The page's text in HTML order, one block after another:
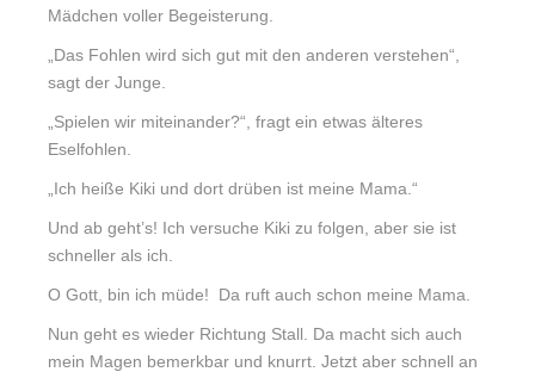
Mädchen voller Begeisterung.
„Das Fohlen wird sich gut mit den anderen verstehen“,
sagt der Junge.
„Spielen wir miteinander?“, fragt ein etwas älteres
Eselfohlen.
„Ich heiße Kiki und dort drüben ist meine Mama.“
Und ab geht’s! Ich versuche Kiki zu folgen, aber sie ist
schneller als ich.
O Gott, bin ich müde! Da ruft auch schon meine Mama.
Nun geht es wieder Richtung Stall. Da macht sich auch
mein Magen bemerkbar und knurrt. Jetzt aber schnell an